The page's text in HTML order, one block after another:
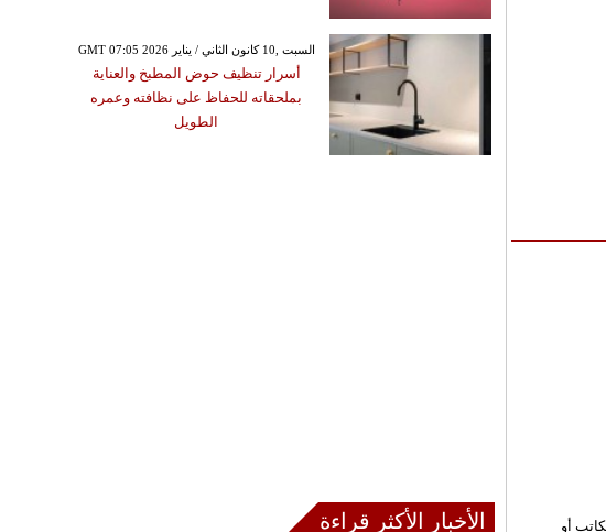
أو
GMT 07:05 2026 السبت ,10 كانون الثاني / يناير
أسرار تنظيف حوض المطبخ والعناية
بملحقاته للحفاظ على نظافته وعمره
الطويل
الأخبار الأكثر قراءة